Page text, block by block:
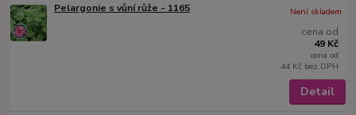
Pelargonie s vůní růže - 1165
cena od
49 Kč
cena od
44 Kč bez DPH
Není skladem
Detail